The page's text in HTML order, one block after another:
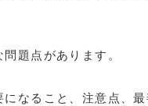
題点があります。
なること、注意点、